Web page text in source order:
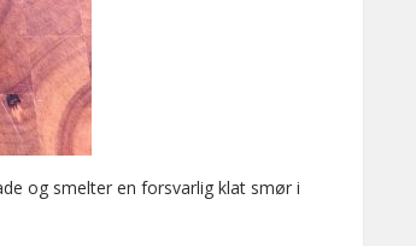
og smelter en forsvarlig klat smør i